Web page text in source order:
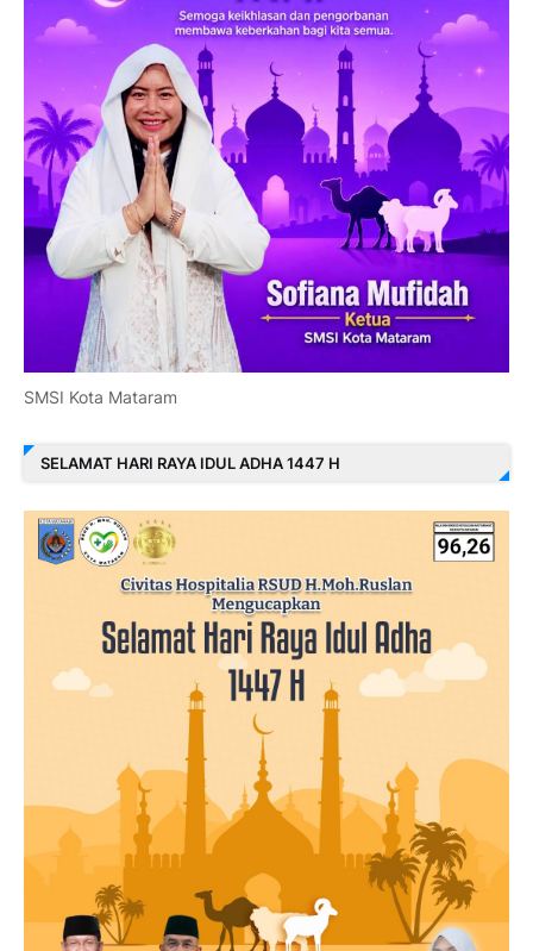
SMSI Kota Mataram
SELAMAT HARI RAYA IDUL ADHA 1447 H